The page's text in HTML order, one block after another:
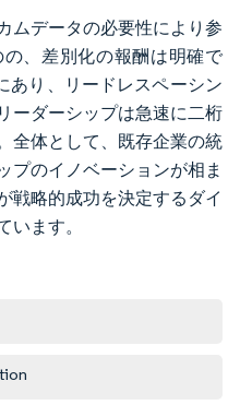
ムデータの必要性により参
、差別化の報酬は明確で
あり、リードレスペーシン
ーダーシップは急速に二桁
全体として、既存企業の統
プのイノベーションが相ま
戦略的成功を決定するダイ
います。